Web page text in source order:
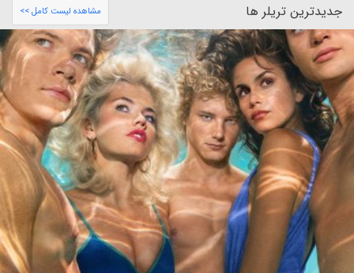
جدیدترین تریلر ها مشاهده لیست کامل >>